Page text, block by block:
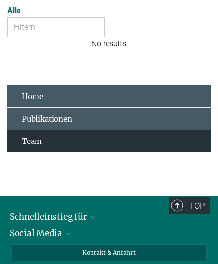
Alle
No results
Home
Publikationen
Team
TOP
Schnelleinstieg für
Journalist*innen
Social Media
Kontakt & Anfahrt